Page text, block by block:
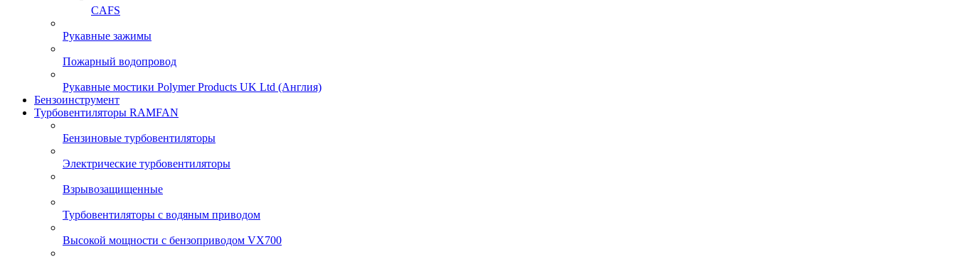
CAFS
Рукавные зажимы
Пожарный водопровод
Рукавные мостики Polymer Products UK Ltd (Англия)
Бензоинструмент
Турбовентиляторы RAMFAN
Бензиновые турбовентиляторы
Электрические турбовентиляторы
Взрывозащищенные
Турбовентиляторы с водяным приводом
Высокой мощности с бензоприводом VX700